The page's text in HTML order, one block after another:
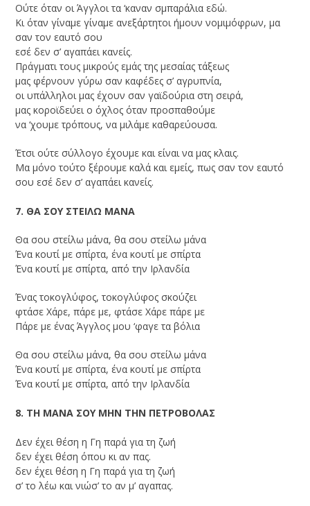
Ούτε όταν οι Άγγλοι τα ‘καναν σμπαράλια εδώ.
Κι όταν γίναμε γίναμε ανεξάρτητοι ήμουν νομιμόφρων, μα
σαν τον εαυτό σου
εσέ δεν σ’ αγαπάει κανείς.
Πράγματι τους μικρούς εμάς της μεσαίας τάξεως
μας φέρνουν γύρω σαν καφέδες σ’ αγρυπνία,
οι υπάλληλοι μας έχουν σαν γαϊδούρια στη σειρά,
μας κοροϊδεύει ο όχλος όταν προσπαθούμε
να ‘χουμε τρόπους, να μιλάμε καθαρεύουσα.
Έτσι ούτε σύλλογο έχουμε και είναι να μας κλαις.
Μα μόνο τούτο ξέρουμε καλά και εμείς, πως σαν τον εαυτό
σου εσέ δεν σ’ αγαπάει κανείς.
7. ΘΑ ΣΟΥ ΣΤΕΙΛΩ ΜΑΝΑ
Θα σου στείλω μάνα, θα σου στείλω μάνα
Ένα κουτί με σπίρτα, ένα κουτί με σπίρτα
Ένα κουτί με σπίρτα, από την Ιρλανδία
Ένας τοκογλύφος, τοκογλύφος σκούζει
φτάσε Χάρε, πάρε με, φτάσε Χάρε πάρε με
Πάρε με ένας Άγγλος μου ‘φαγε τα βόλια
Θα σου στείλω μάνα, θα σου στείλω μάνα
Ένα κουτί με σπίρτα, ένα κουτί με σπίρτα
Ένα κουτί με σπίρτα, από την Ιρλανδία
8. ΤΗ ΜΑΝΑ ΣΟΥ ΜΗΝ ΤΗΝ ΠΕΤΡΟΒΟΛΑΣ
Δεν έχει θέση η Γη παρά για τη ζωή
δεν έχει θέση όπου κι αν πας.
δεν έχει θέση η Γη παρά για τη ζωή
σ’ το λέω και νιώσ’ το αν μ’ αγαπας.